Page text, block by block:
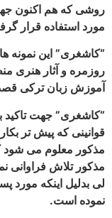
جهت آموزش
گرفته است.
ها را از میان
هنری منظوم جمع
قصد معرفی و
بر لزوم تکرار در
بکار گرفته است
شود که این استاد
مورد پسندش واقع